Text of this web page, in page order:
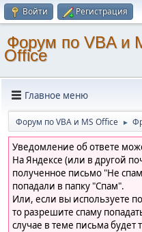
Войти Регистрация
Форум по VBA и
Office
Главное меню
Форум по VBA и MS Office ►
Уведомление об ответе
На Яндексе (или в другой
полученное письмо "Не
попадали в папку "Спам".
Или, если вы используете
то разрешите спаму
случае в теме письма будет